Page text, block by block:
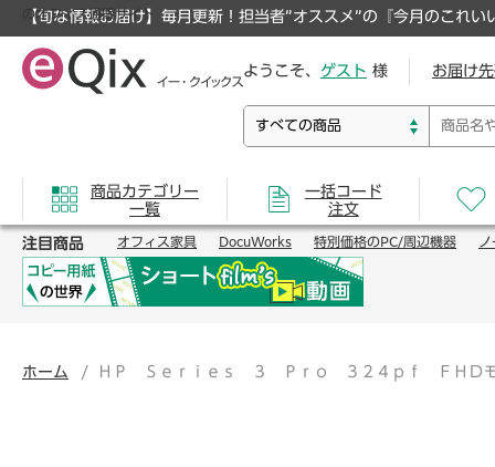
【旬な情報お届け】毎月更新！担当者”オススメ”の『今月のこれい
のオフィス通販サイト
ようこそ、 ゲスト 様 お届け
商品カテゴリー
一覧
一括コード
注文
注目商品 オフィス家具 DocuWorks 特別価格のPC/周辺機器 ノ
ホーム ＨＰ Ｓｅｒｉｅｓ ３ Ｐｒｏ ３２４ｐｆ ＦＨＤ